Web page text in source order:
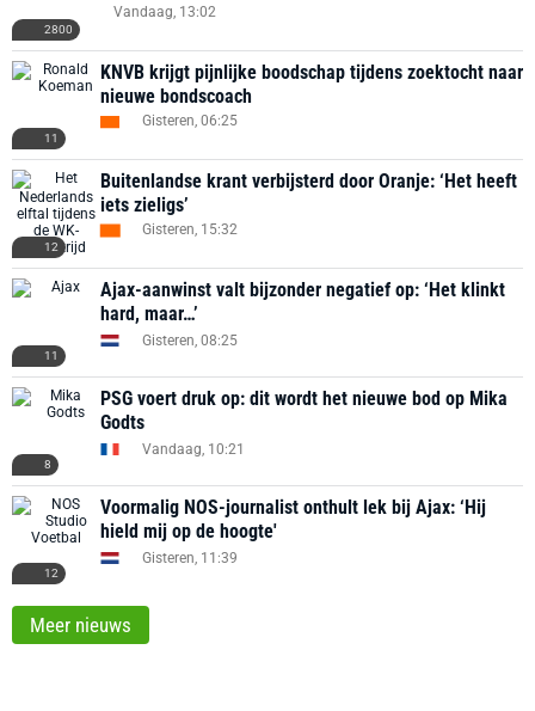
2800
Vandaag, 13:02
11
KNVB krijgt pijnlijke boodschap tijdens zoektocht naar
nieuwe bondscoach
Gisteren, 06:25
12
Buitenlandse krant verbijsterd door Oranje: ‘Het heeft
iets zieligs’
Gisteren, 15:32
11
Ajax-aanwinst valt bijzonder negatief op: ‘Het klinkt
hard, maar…’
Gisteren, 08:25
8
PSG voert druk op: dit wordt het nieuwe bod op Mika
Godts
Vandaag, 10:21
12
Voormalig NOS-journalist onthult lek bij Ajax: ‘Hij
hield mij op de hoogte'
Gisteren, 11:39
Meer nieuws